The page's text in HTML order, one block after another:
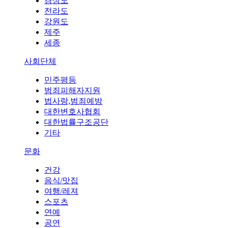
전라도
강원도
제주
세종
사회단체
민주평등
범죄피해자지원
법사랑,범죄예방
대한변호사협회
대한법률구조공단
기타
문화
건강
음식/맛집
여행/레져
스포츠
연예
공연